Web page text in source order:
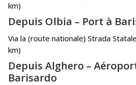
km)
Depuis Olbia – Port à
Via la (route nationale) Strada
km)
Depuis Alghero –
Barisardo